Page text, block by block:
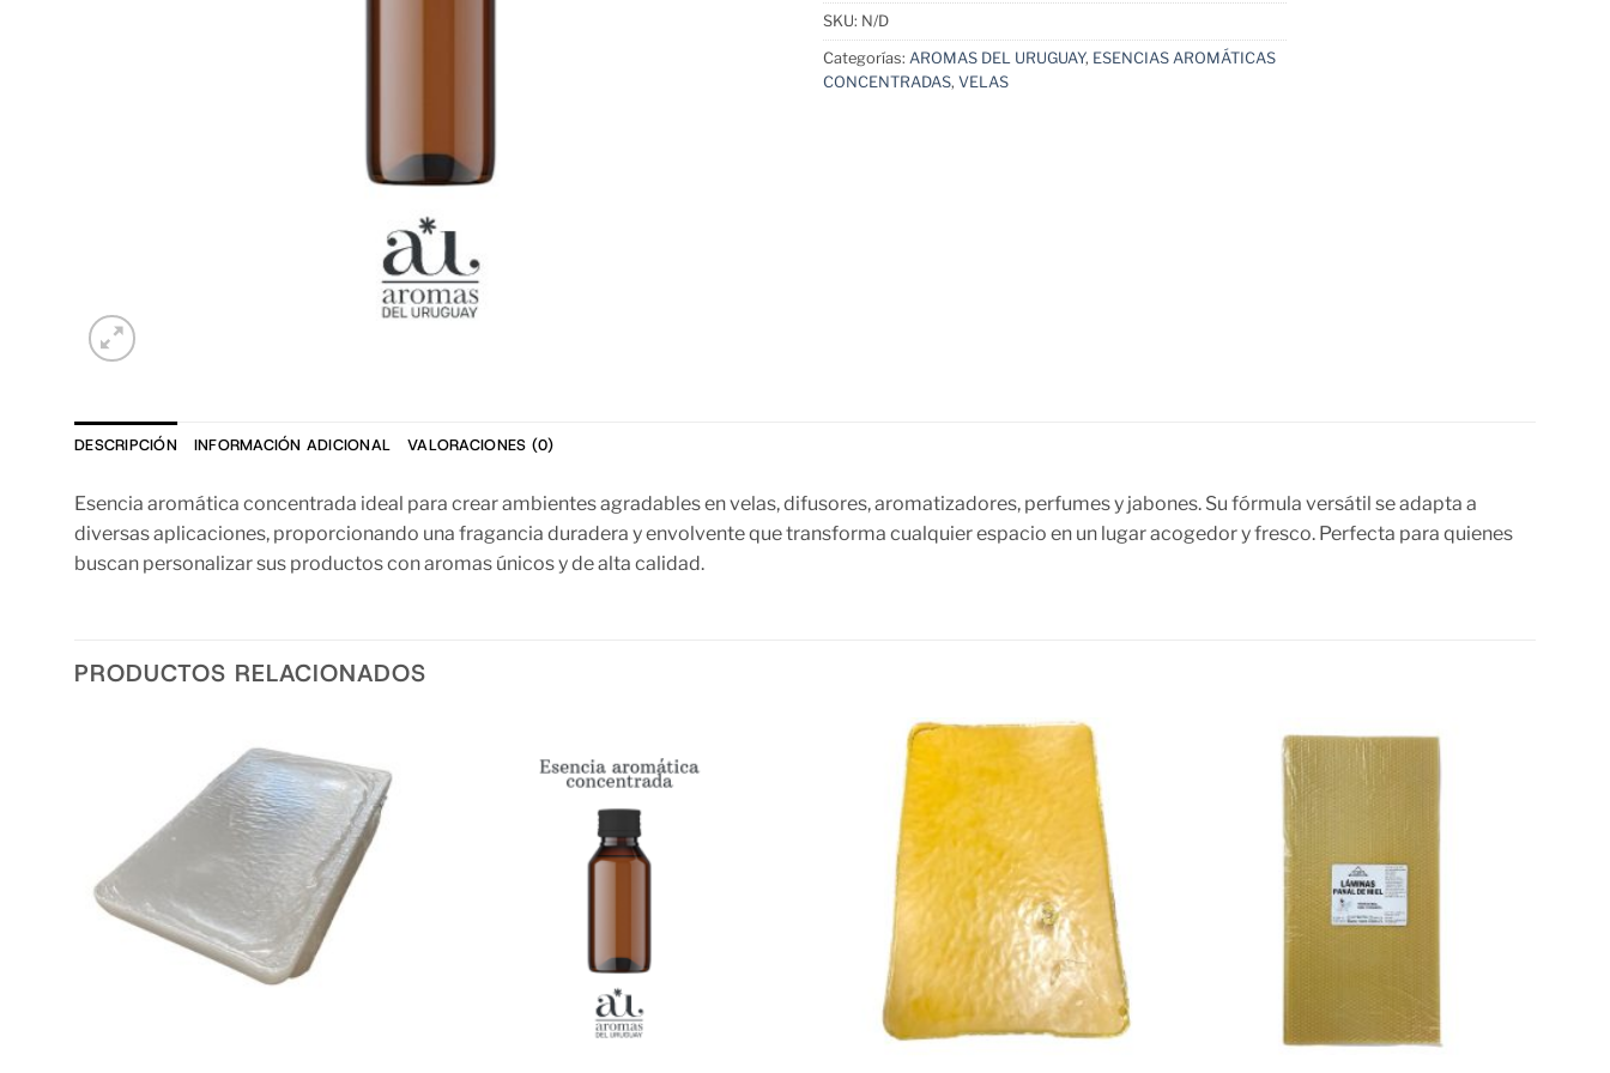
SKU: N/D
Categorías: AROMAS DEL URUGUAY, ESENCIAS AROMÁTICAS
CONCENTRADAS, VELAS
DESCRIPCIÓN INFORMACIÓN ADICIONAL VALORACIONES (0)
Esencia aromática concentrada ideal para crear ambientes agradables en velas, difusores, aromatizadores, perfumes y jabones. Su fórmula versátil se adapta a
diversas aplicaciones, proporcionando una fragancia duradera y envolvente que transforma cualquier espacio en un lugar acogedor y fresco. Perfecta para quienes
buscan personalizar sus productos con aromas únicos y de alta calidad.
PRODUCTOS RELACIONADOS